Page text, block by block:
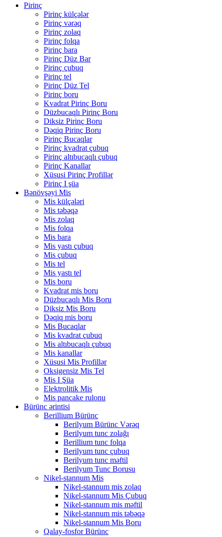
Pirinç
Pirinç külçələr
Pirinç vərəq
Pirinç zolaq
Pirinç folqa
Pirinç bara
Pirinç Düz Bar
Pirinç çubuq
Pirinç tel
Pirinç Düz Tel
Pirinç boru
Kvadrat Pirinç Boru
Düzbucaqlı Pirinç Boru
Diksiz Pirinç Boru
Dəqiq Pirinç Boru
Pirinç Bucaqlar
Pirinç kvadrat çubuq
Pirinç altıbucaqlı çubuq
Pirinç Kanallar
Xüsusi Pirinç Profillər
Pirinç I şüa
Bənövşəyi Mis
Mis külçələri
Mis təbəqə
Mis zolaq
Mis folqa
Mis bara
Mis yastı çubuq
Mis çubuq
Mis tel
Mis yastı tel
Mis boru
Kvadrat mis boru
Düzbucaqlı Mis Boru
Diksiz Mis Boru
Dəqiq mis boru
Mis Bucaqlar
Mis kvadrat çubuq
Mis altıbucaqlı çubuq
Mis kanallar
Xüsusi Mis Profillər
Oksigensiz Mis Tel
Mis I Şüa
Elektrolitik Mis
Mis pancake rulonu
Bürünc ərintisi
Berillium Bürünc
Berilyum Bürünc Vərəq
Berilyum tunc zolağı
Berillium tunc folqa
Berilyum tunc çubuq
Berilyum tunc məftil
Berilyum Tunc Borusu
Nikel-stannum Mis
Nikel-stannum mis zolaq
Nikel-stannum Mis Çubuq
Nikel-stannum mis məftil
Nikel-stannum mis təbəqə
Nikel-stannum Mis Boru
Qalay-fosfor Bürünc